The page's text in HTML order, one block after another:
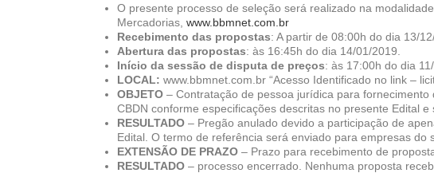
O presente processo de seleção será realizado na
Mercadorias, www.bbmnet.com.br
Recebimento das propostas: A partir de 08:00h do dia 13/
Abertura das propostas: às 16:45h do dia 14/01/2019.
Início da sessão de disputa de preços: às 17:00h do dia
LOCAL: www.bbmnet.com.br “Acesso Identificado no link –
OBJETO – Contratação de pessoa jurídica para
CBDN conforme especificações descritas no presente Edital e
RESULTADO – Pregão anulado devido a participação de
Edital. O termo de referência será enviado para empresas do
EXTENSÃO DE PRAZO – Prazo para recebimento de
RESULTADO – processo encerrado. Nenhuma proposta